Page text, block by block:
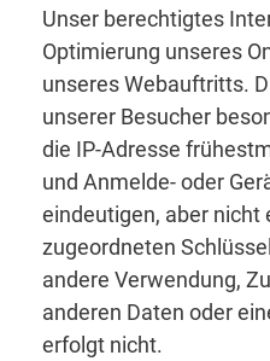
Unser berechtigtes
Optimierung unseres
unseres Webauftritts.
unserer Besucher
die IP-Adresse
und Anmelde- oder
eindeutigen, aber nicht
zugeordneten
andere Verwendung,
anderen Daten oder
erfolgt nicht.